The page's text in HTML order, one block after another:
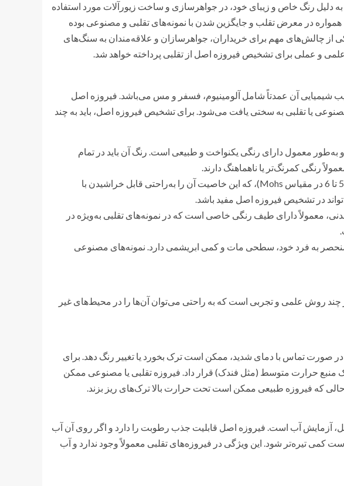
رنگ خاص و زیبای خود، در جواهرسازی و ساخت زیورآلات مورد استفاده
همواره در معرض تقلب و جایگزین شدن با نمونه‌های تقلبی و مصنوعی بوده
از چالش‌های مهم برای خریداران، جواهرسازان و علاقه‌مندان به سنگ‌های
و عملی برای تشخیص فیروزه اصل از تقلبی پرداخته خواهد شد.
شیمیایی آن عمدتاً شامل آلومینیوم، فسفر و مس می‌باشد. فیروزه اصل
یا تقلبی به سختی یافت می‌شود. برای تشخیص فیروزه اصل، باید به چند
به‌طور معمول دارای رنگی یکنواخت و طبیعی است. رنگ آن باید در تمام
رنگی کمرنگ‌تر یا ناهماهنگ دارند.
: فیروزه اصل سختی نسبتاً کمی دارد (بین 5 تا 6 در مقیاس Mohs)، که این خاصیت آن را به‌راحتی قابل خراشیدن با
در تشخیص فیروزه اصل مفید باشد.
معمولاً دارای طیف رنگی خاصی است که در نمونه‌های تقلبی به‌ویژه در
به فرد خود، سطحی مات و کمی ابریشمی دارد. نمونه‌های مصنوعی
چند روش علمی و تجربی است که به راحتی می‌توان آن‌ها را در محیط‌های غیر
صورت تماس با دمای شدید، ممکن است ترک بخورد یا تغییر رنگ دهد. برای
حرارت متوسط (مثل فندک) قرار داد. فیروزه تقلبی یا مصنوعی ممکن
که فیروزه طبیعی ممکن است تحت حرارت بالا ترک‌های ریز بزند.
آزمایش آب است. فیروزه اصل قابلیت جذب رطوبت را دارد و اگر روی آن آب
کمی تیره‌تر شود. این ویژگی در فیروزه‌های تقلبی معمولاً وجود ندارد و آب